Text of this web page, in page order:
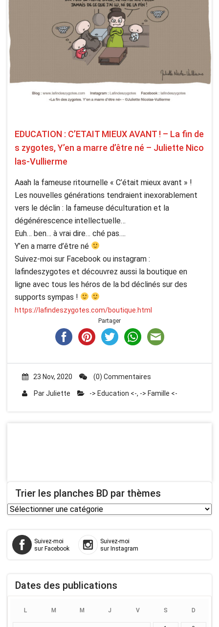
EDUCATION : C’ETAIT MIEUX AVANT ! – La fin de
s zygotes, Y’en a marre d’être né – Juliette Nico
las-Vullierme
Aaah la fameuse ritournelle « C’était mieux avant » !
Les nouvelles générations tendraient inexorablement
vers le déclin : la fameuse déculturation et la
dégénérescence intellectuelle…
Euh… ben… à vrai dire… ché pas….
Y’en a marre d’être né
Suivez-moi sur Facebook ou instagram :
lafindeszygotes et découvrez aussi la boutique en
ligne avec tous les héros de la bd déclinés sur des
supports sympas !
https://lafindeszygotes.com/boutique.html
Partager
23 Nov, 2020 (0) Commentaires
ParJuliette -> Education <-, -> Famille <-
Trier les planches BD par thèmes
Trier
BD
par
Suivez-moi
sur Facebook
Suivez-moi
sur Instagram
Dates des publications
L M M J V S D